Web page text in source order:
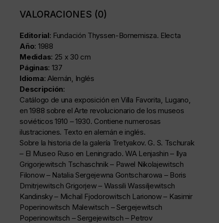
VALORACIONES (0)
Editorial: Fundación Thyssen-Bornemisza. Electa
Año: 1988
Medidas: 25 x 30 cm
Páginas: 137
Idioma: Alemán, Inglés
Descripción:
Catálogo de una exposición en Villa Favorita, Lugano,
en 1988 sobre el Arte revolucionario de los museos
soviéticos 1910 – 1930. Contiene numerosas
ilustraciones. Texto en alemán e inglés.
Sobre la historia de la galería Tretyakov. G. S. Tschurak
– El Museo Ruso en Leningrado. WA Lenjashin – Ilya
Grigorjewitsch Tschaschnik – Pawel Nikolajewitsch
Filonow – Natalia Sergejewna Gontscharowa – Boris
Dmitrjewitsch Grigorjew – Wassili Wassiljewitsch
Kandinsky – Michail Fjodorowitsch Larionow – Kasimir
Poperinowitsch Malewitsch – Sergejewitsch
Poperinowitsch – Sergejewitsch – Petrov